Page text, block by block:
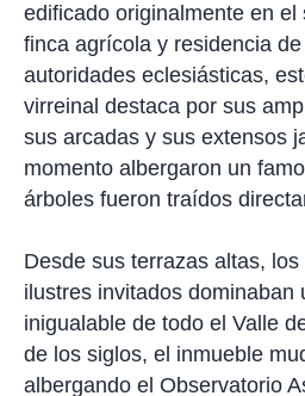
edificado originalmente en
finca agrícola y residencia
autoridades eclesiásticas,
virreinal destaca por sus
sus arcadas y sus extensos
momento albergaron un
árboles fueron traídos
Desde sus terrazas altas,
ilustres invitados dominaban
inigualable de todo el Valle
de los siglos, el inmueble
albergando el Observatorio